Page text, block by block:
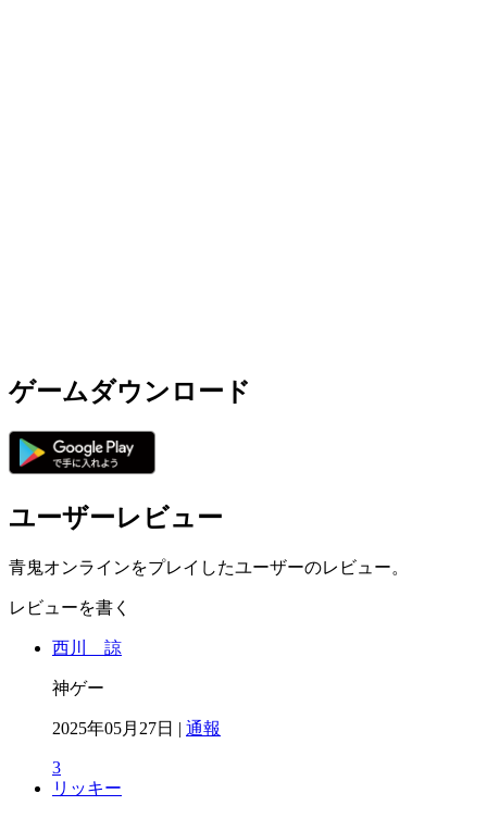
ゲームダウンロード
ユーザーレビュー
青鬼オンラインをプレイしたユーザーのレビュー。
レビューを書く
西川 諒
神ゲー
2025年05月27日 | 通報
3
リッキー